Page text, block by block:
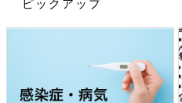
ピックアップ